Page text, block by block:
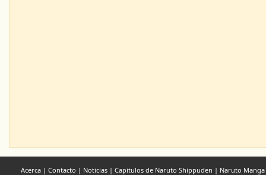
Acerca | Contacto | Noticias | Capitulos de Naruto Shippuden | Naruto Manga